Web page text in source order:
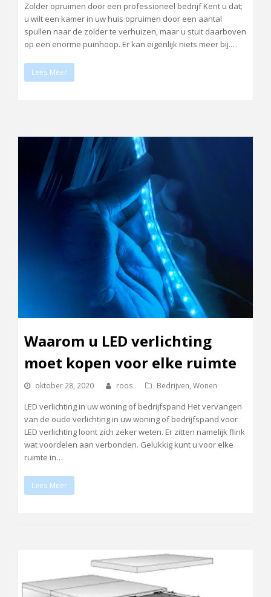
Zolder opruimen door een professioneel bedrijf Kent u dat;
u wilt een kamer in uw huis opruimen door een aantal
spullen naar de zolder te verhuizen, maar u stuit daarboven
op een enorme puinhoop. Er kan eigenlijk niets meer bij.…
Lees Meer
Waarom u LED verlichting
moet kopen voor elke ruimte
oktober 28, 2020 roos Bedrijven, Wonen
LED verlichting in uw woning of bedrijfspand Het vervangen
van de oude verlichting in uw woning of bedrijfspand voor
LED verlichting loont zich zeker weten. Er zitten namelijk flink
wat voordelen aan verbonden. Gelukkig kunt u voor elke
ruimte in…
Lees Meer